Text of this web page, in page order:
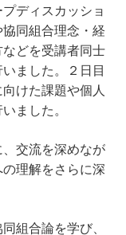
ディスカッショ
同組合理念・経
どを受講者同士
ました。２日目
けた課題や個人
ました。
交流を深めなが
理解をさらに深
組合論を学び、